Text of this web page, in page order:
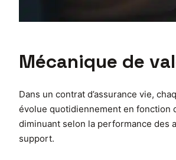
Mécanique de
Dans un contrat d’assurance vie,
évolue quotidiennement en fonction
diminuant selon la performance des
support.